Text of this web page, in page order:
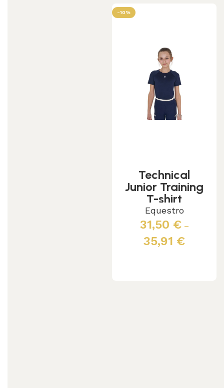
-10%
Technical
Junior Training
T-shirt
Equestro
31,50 €–
35,91 €